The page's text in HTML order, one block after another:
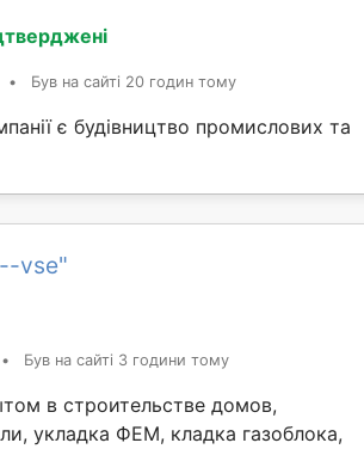
• Був на сайті 20 годин тому
є будівництво промислових та
vse"
• Був на сайті 3 години тому
в строительстве домов,
укладка ФЕМ, кладка газоблока,